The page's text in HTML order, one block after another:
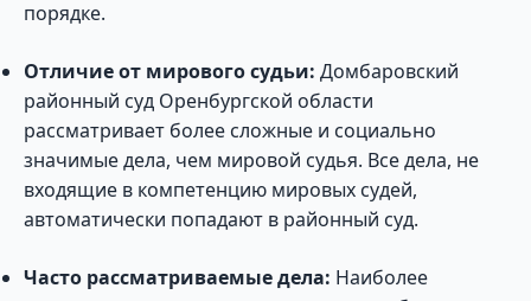
порядке.
Отличие от мирового судьи: Домбаровский
районный суд Оренбургской области
рассматривает более сложные и социально
значимые дела, чем мировой судья. Все дела, не
входящие в компетенцию мировых судей,
автоматически попадают в районный суд.
Часто рассматриваемые дела: Наиболее